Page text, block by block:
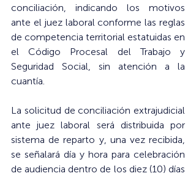
conciliación, indicando los motivos
ante el juez laboral conforme las reglas
de competencia territorial estatuidas en
el Código Procesal del Trabajo y
Seguridad Social, sin atención a la
cuantía.
La solicitud de conciliación extrajudicial
ante juez laboral será distribuida por
sistema de reparto y, una vez recibida,
se señalará día y hora para celebración
de audiencia dentro de los diez (10) días